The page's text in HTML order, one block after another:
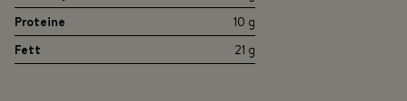
Proteine
10 g
Fett
21 g